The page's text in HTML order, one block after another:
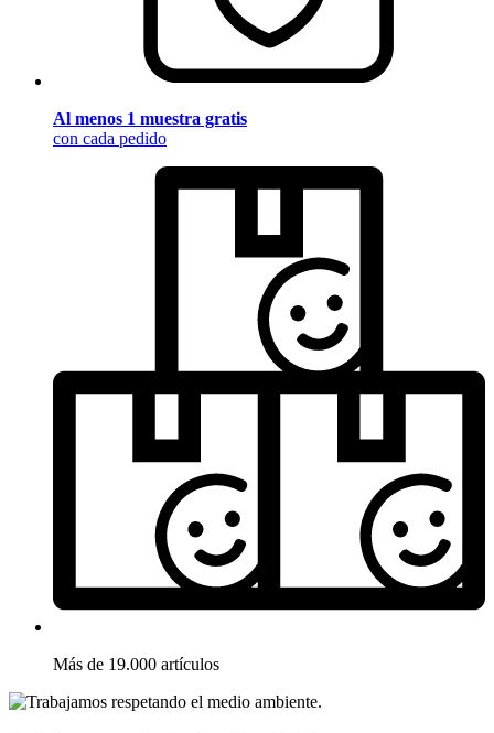
Al menos 1 muestra gratis
con cada pedido
Más de 19.000 artículos